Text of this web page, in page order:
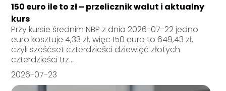
150 euro ile to zł – przelicznik walut i aktualny
kurs
Przy kursie średnim NBP z dnia 2026-07-22 jedno
euro kosztuje 4,33 zł, więc 150 euro to 649,43 zł,
czyli sześćset czterdzieści dziewięć złotych
czterdzieści trz...
2026-07-23